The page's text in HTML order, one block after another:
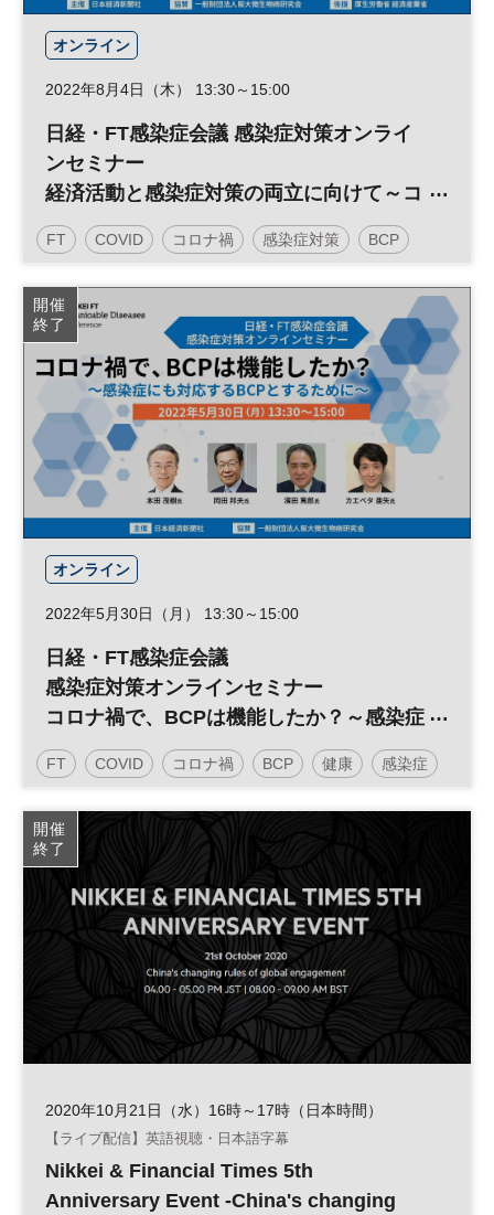
オンライン
2022年8月4日（木） 13:30～15:00
日経・FT感染症会議 感染症対策オンライ
ンセミナー
経済活動と感染症対策の両立に向けて～コ
ロナ禍の経験を活かした、これからのBCP
の役割～
FT COVID コロナ禍 感染症対策 BCP
健康 リスクマネジメント 健康経営
日経オンラインセミナー
開催
終了
オンライン
2022年5月30日（月） 13:30～15:00
日経・FT感染症会議
感染症対策オンラインセミナー
コロナ禍で、BCPは機能したか？～感染症
にも対応するBCPとするために～
FT COVID コロナ禍 BCP 健康 感染症
日経オンラインセミナー
開催
終了
2020年10月21日（水）16時～17時（日本時間）
【ライブ配信】英語視聴・日本語字幕
Nikkei & Financial Times 5th
Anniversary Event -China's changing